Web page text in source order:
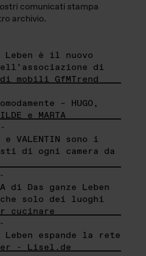
comunicati stampa
archivio.
Leben è il nuovo
di
mobili GfMTrend
– HUGO,
e MARTA
e VALENTIN sono i
di ogni camera da
di Das ganze Leben
solo dei luoghi
cucinare
Leben espande la rete
- Lisel.de